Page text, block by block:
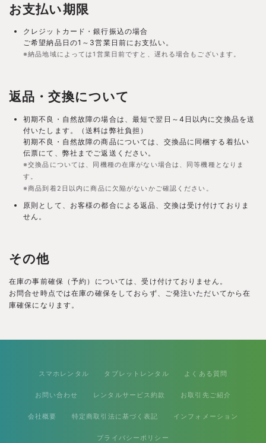
お支払い期限
クレジットカード・銀行振込の場合
ご希望納品日の1～3営業日前にお支払い。
※納品地域によっては1営業日前ですと、遅れる場合もございます。
返品・交換について
初期不良・自然故障の場合は、最短で翌日～4日以内に交換品を送
付いたします。（送料は弊社負担）
初期不良・自然故障の商品については、交換品に同梱する着払い
伝票にて、弊社までご返送ください。
※交換品については、同機種の在庫がない場合は、同等機種となりま
す。
※商品到着2日以内に商品に欠陥がないかご確認ください。
原則として、お客様の都合による返品、交換は受け付けておりま
せん。
その他
在庫の事前確保（予約）については、受け付けておりません。
お問合せ時点では在庫の確保をしておらず、ご発注いただいてから在
庫確保になります。
スマホレンタル タブレットレンタル よくある質問
お問い合わせ レンタルサービス約款 お取引先ご紹介
会社概要 特定商取引法に基づく表記 インフォメーション
プライバシーポリシー